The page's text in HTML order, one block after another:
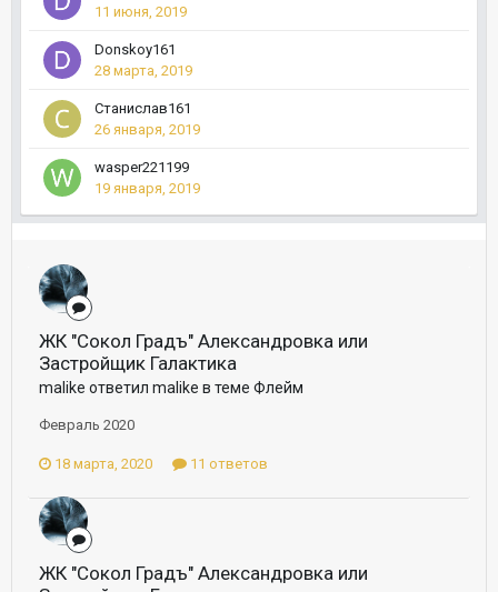
11 июня, 2019
Donskoy161
28 марта, 2019
Станислав161
26 января, 2019
wasper221199
19 января, 2019
ЖК "Сокол Градъ" Александровка или
Застройщик Галактика
malike ответил malike в теме Флейм
Февраль 2020
18 марта, 2020 11 ответов
ЖК "Сокол Градъ" Александровка или